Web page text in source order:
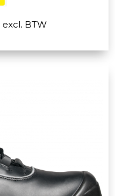
excl. BTW